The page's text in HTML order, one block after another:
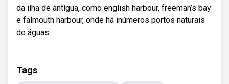
da ilha de antígua, como english harbour, freeman’s bay
e falmouth harbour, onde há inúmeros portos naturais
de águas.
Tags